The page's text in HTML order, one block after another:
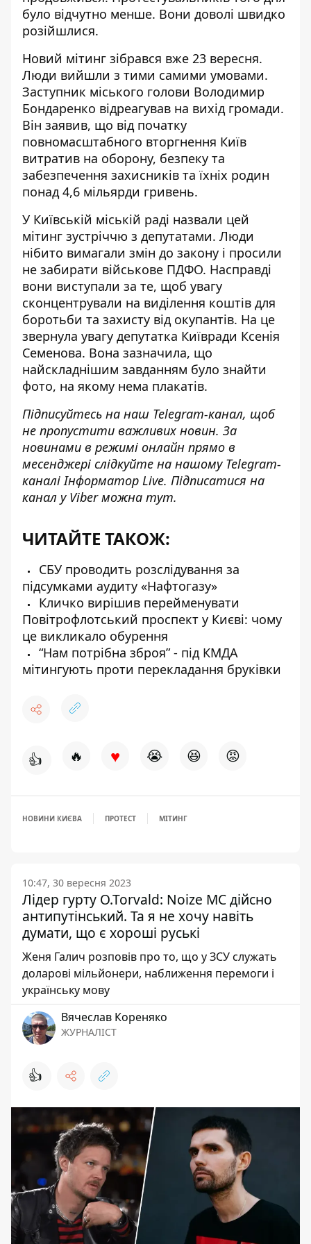
було відчутно менше. Вони доволі швидко
розійшлися.
Новий мітинг зібрався вже 23 вересня.
Люди вийшли з тими самими умовами.
Заступник міського голови Володимир
Бондаренко відреагував на вихід громади.
Він заявив, що від початку
повномасштабного вторгнення Київ
витратив на оборону, безпеку та
забезпечення захисників та їхніх родин
понад 4,6 мільярди гривень.
У Київській міській раді назвали цей
мітинг зустріччю з депутатами. Люди
нібито вимагали змін до закону і просили
не забирати військове ПДФО. Насправді
вони виступали за те, щоб увагу
сконцентрували на виділення коштів для
боротьби та захисту від окупантів. На це
звернула увагу депутатка Київради Ксенія
Семенова. Вона зазначила, що
найскладнішим завданням було знайти
фото, на якому нема плакатів.
Підписуйтесь на наш Telegram-канал, щоб
не пропустити важливих новин. За
новинами в режимі онлайн прямо в
месенджері слідкуйте на нашому Telegram-
каналіІнформатор Live. Підписатися на
канал у Viber можна тут.
ЧИТАЙТЕ ТАКОЖ:
СБУ проводить розслідування за
підсумками аудиту «Нафтогазу»
Кличко вирішив перейменувати
Повітрофлотський проспект у Києві: чому
це викликало обурення
“Нам потрібна зброя” - під КМДА
мітингують проти перекладання бруківки
👍 🔥 ♥ 😭 😆 😡
НОВИНИ КИЄВА ПРОТЕСТ МІТИНГ
10:47, 30 вересня 2023
Лідер гурту O.Torvald: Noize MC дійсно
антипутінський. Та я не хочу навіть
думати, що є хороші руські
Женя Галич розповів про то, що у ЗСУ служать
доларові мільйонери, наближення перемоги і
українську мову
Вячеслав Кореняко
ЖУРНАЛІСТ
👍